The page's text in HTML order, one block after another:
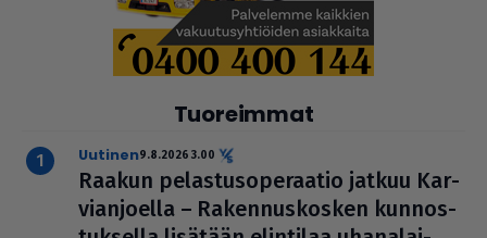
Tuoreimmat
uutinen9.8.2026 3.00
Raakun pelas­tu­so­pe­raa­tio jatkuu Kar­
vi­an­jo­ella – Raken­nus­kos­ken kun­nos­